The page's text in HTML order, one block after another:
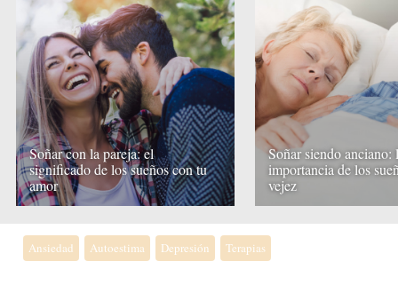
Soñar con la pareja: el
significado de los sueños con tu
amor
Soñar siendo anciano:
importancia de los
vejez
Ansiedad Autoestima Depresión Terapias